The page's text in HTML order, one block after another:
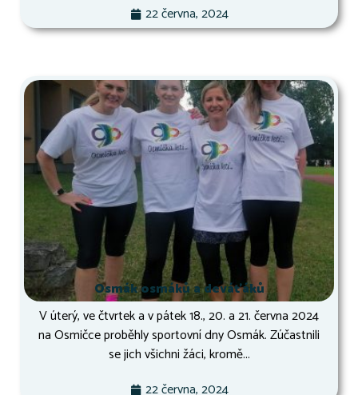
22 června, 2024
Osmák osmáků a deváťáků
V úterý, ve čtvrtek a v pátek 18., 20. a 21. června 2024
na Osmičce proběhly sportovní dny Osmák. Zúčastnili
se jich všichni žáci, kromě...
22 června, 2024